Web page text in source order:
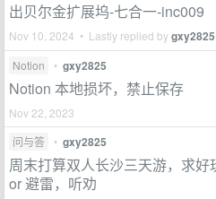
出贝尔金扩展坞-七合一-inc009
Nov 10, 2024 • Lastly replied bygxy2825
Notion • gxy2825
Notion 本地损坏，禁止保存
Nov 22, 2023
问与答
• gxy2825
周末打算双人长沙三天游，求
or 避雷，听劝